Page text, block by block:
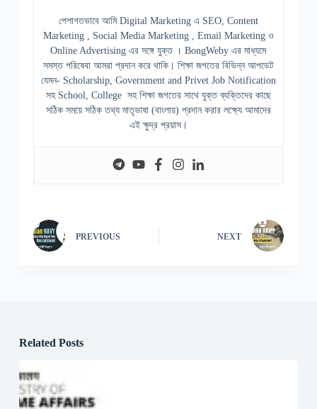
পেশাগতভাবে আমি Digital Marketing এ SEO, Content
Marketing , Social Media Marketing , Email Marketing ও
Online Advertising এর সঙ্গে যুক্ত । BongWeby এর মাধ্যমে
সমস্ত পরিষেবা আমরা প্রদান করে থাকি। শিক্ষা জগতের বিভিন্ন আপডেট
যেমন- Scholarship, Government and Privet Job Notification
সহ School, College সহ শিক্ষা জগতের সাথে যুক্ত ব্যক্তিদের কাছে
সঠিক সময়ে সঠিক তথ্য মাতৃভাষা (বাংলায়) প্রদান করার লক্ষ্যে আমাদের
এই ক্ষুদ্র প্রয়াস।
PREVIOUS NEXT
Related Posts